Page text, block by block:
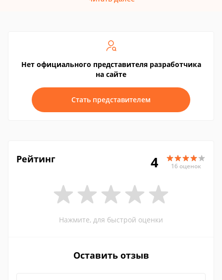
Нет официального представителя разработчика
на сайте
Стать представителем
Рейтинг 4 16 оценок
Нажмите, для быстрой оценки
Оставить отзыв